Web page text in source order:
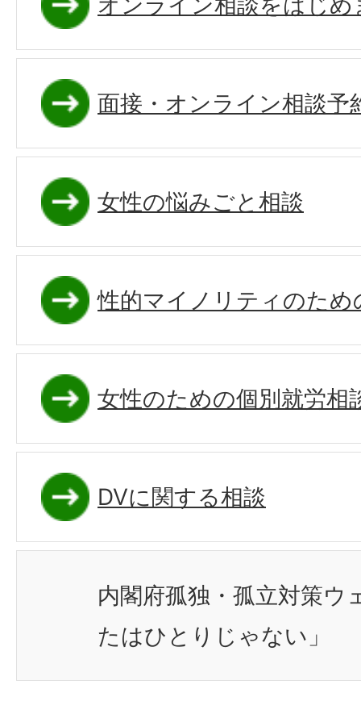
面接・オンライン相談予
女性の悩みごと相談
性的マイノリティのため
女性のための個別就労相
DVに関する相談
内閣府孤独・孤立対策ウ
たはひとりじゃない」